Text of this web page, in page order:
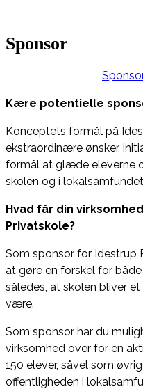
Sponsor
Kære potentielle
Konceptets formål på
ekstraordinære ønsker,
formål at glæde eleverne
skolen og i
Hvad får din
Privatskole?
Som sponsor for Idestrup
at gøre en forskel for
således, at skolen bliver
være.
Som sponsor har du
virksomhed over for en
150 elever, såvel som
offentligheden i